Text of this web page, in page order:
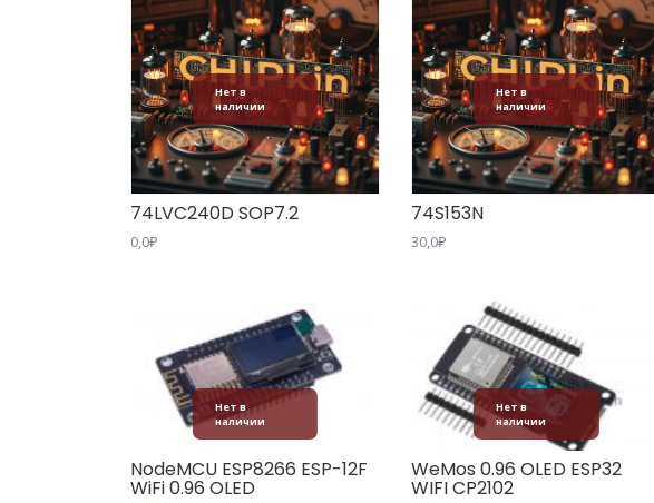
Нет в
наличии
74LVC240D SOP7.2
0,0₽
Нет в
наличии
74S153N
30,0₽
Нет в
наличии
NodeMCU ESP8266 ESP-12F
WiFi 0.96 OLED
Нет в
наличии
WeMos 0.96 OLED ESP32
WIFI CP2102